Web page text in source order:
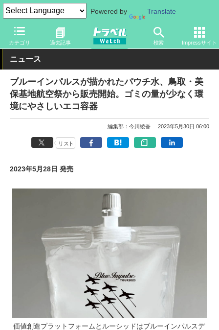
Powered by Translate
カテゴリ 過去記事 検索 Impressサイト
トラベル Watch 企業・政府・官庁 政府・官庁
ニュース
ブルーインパルスが描かれたパウチ水、鳥取・美
保基地航空祭から販売開始。ゴミの量が少なく環
境にやさしいエコ容器
編集部：今川綾香 2023年5月30日 06:00
リスト
2023年5月28日 発売
価値創造プラットフォームとルーシッドはブルーインパルスデ